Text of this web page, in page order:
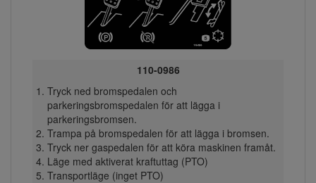
110-0986
Tryck ned bromspedalen och
parkeringsbromspedalen för att lägga i
parkeringsbromsen.
Trampa på bromspedalen för att lägga i bromsen.
Tryck ner gaspedalen för att köra maskinen framåt.
Läge med aktiverat kraftuttag (PTO)
Transportläge (inget PTO)